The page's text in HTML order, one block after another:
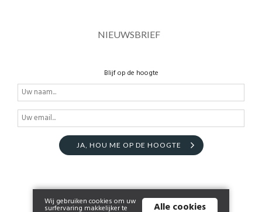
NIEUWSBRIEF
Blijf op de hoogte
JA, HOU ME OP DE HOOGTE
Wij gebruiken cookies om uw
surfervaring makkelijker te Alle cookies